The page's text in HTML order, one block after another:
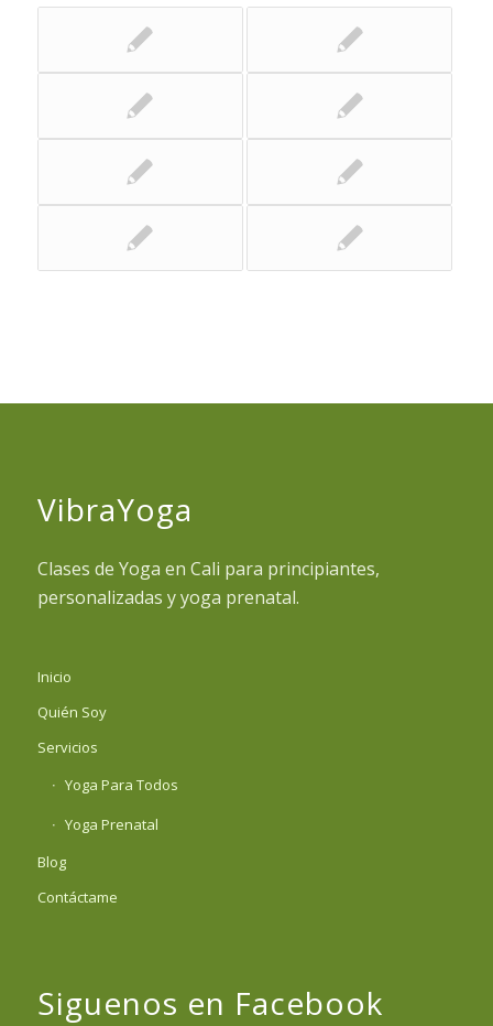
VibraYoga
Clases de Yoga en Cali para principiantes,
personalizadas y yoga prenatal.
Inicio
Quién Soy
Servicios
Yoga Para Todos
Yoga Prenatal
Blog
Contáctame
Siguenos en Facebook